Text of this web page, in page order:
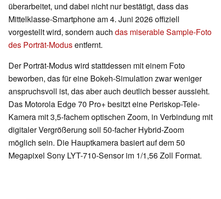
überarbeitet, und dabei nicht nur bestätigt, dass das
Mittelklasse-Smartphone am 4. Juni 2026 offiziell
vorgestellt wird, sondern auch das miserable Sample-Foto
des Porträt-Modusentfernt.
Der Porträt-Modus wird stattdessen mit einem Foto
beworben, das für eine Bokeh-Simulation zwar weniger
anspruchsvoll ist, das aber auch deutlich besser aussieht.
Das Motorola Edge 70 Pro+ besitzt eine Periskop-Tele-
Kamera mit 3,5-fachem optischen Zoom, in Verbindung mit
digitaler Vergrößerung soll 50-facher Hybrid-Zoom
möglich sein. Die Hauptkamera basiert auf dem 50
Megapixel Sony LYT-710-Sensor im 1/1,56 Zoll Format.